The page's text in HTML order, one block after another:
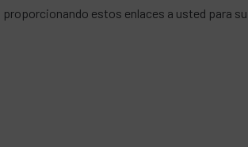
estos enlaces a usted para